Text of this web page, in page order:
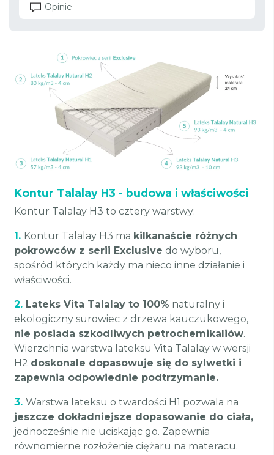
Opinie
Kontur Talalay H3 - budowa i właściwości
Kontur Talalay H3 to cztery warstwy:
1. Kontur Talalay H3 ma kilkanaście różnych
pokrowców z serii Exclusive do wyboru,
spośród których każdy ma nieco inne działanie i
właściwości.
2. Lateks Vita Talalay to 100% naturalny i
ekologiczny surowiec z drzewa kauczukowego,
nie posiada szkodliwych petrochemikaliów.
Wierzchnia warstwa lateksu Vita Talalay w wersji
H2 doskonale dopasowuje się do sylwetki i
zapewnia odpowiednie podtrzymanie.
3. Warstwa lateksu o twardości H1 pozwala na
jeszcze dokładniejsze dopasowanie do ciała,
jednocześnie nie uciskając go. Zapewnia
równomierne rozłożenie ciężaru na materacu.